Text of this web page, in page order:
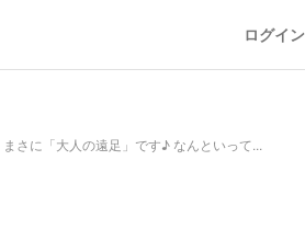
ログイン
さに「大人の遠足」です♪ なんといって...